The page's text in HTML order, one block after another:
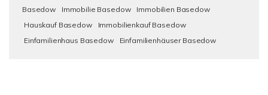
Basedow
Immobilie Basedow
Immobilien Basedow
Hauskauf Basedow
Immobilienkauf Basedow
Einfamilienhaus Basedow
Einfamilienhäuser Basedow